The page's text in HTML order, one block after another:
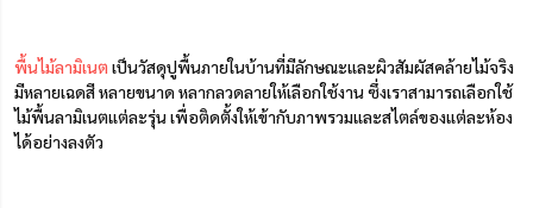
พื้นไม้ลามิเนต เป็นวัสดุปูพื้นภายในบ้านที่มีลักษณะและผิวสัมผัสคล้ายไม้จริง
มีหลายเฉดสี หลายขนาด หลากลวดลายให้เลือกใช้งาน ซึ่งเราสามารถเลือกใช้
ไม้พื้นลามิเนตแต่ละรุ่น เพื่อติดตั้งให้เข้ากับภาพรวมและสไตล์ของแต่ละห้อง
ได้อย่างลงตัว